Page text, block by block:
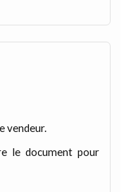
vendeur.
le document pour